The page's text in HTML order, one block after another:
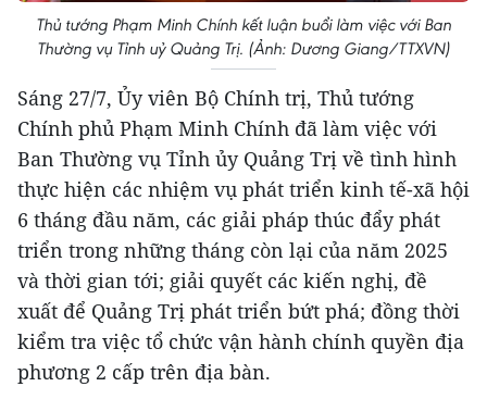
Thủ tướng Phạm Minh Chính kết luận buổi làm việc với Ban
Thường vụ Tỉnh uỷ Quảng Trị. (Ảnh: Dương Giang/TTXVN)
Sáng 27/7, Ủy viên Bộ Chính trị, Thủ tướng
Chính phủ Phạm Minh Chính đã làm việc với
Ban Thường vụ Tỉnh ủy Quảng Trị về tình hình
thực hiện các nhiệm vụ phát triển kinh tế-xã hội
6 tháng đầu năm, các giải pháp thúc đẩy phát
triển trong những tháng còn lại của năm 2025
và thời gian tới; giải quyết các kiến nghị, đề
xuất để Quảng Trị phát triển bứt phá; đồng thời
kiểm tra việc tổ chức vận hành chính quyền địa
phương 2 cấp trên địa bàn.